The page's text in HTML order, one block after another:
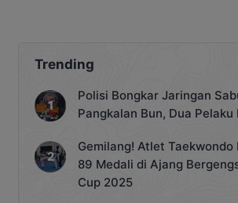
Trending
Polisi Bongkar Jaringan
Pangkalan Bun, Dua Pelaku
Gemilang! Atlet Taekwondo
89 Medali di Ajang
Cup 2025